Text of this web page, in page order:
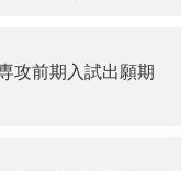
攻前期入試出願期